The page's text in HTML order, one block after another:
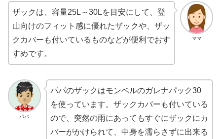
ママ
ザックは、容量25L～30Lを目安にして、登
山向けのフィット感に優れたザックや、ザッ
クカバーも付いているものなどが便利でおす
すめです。
パパ
パパのザックはモンベルのガレナパック30
を使っています。ザックカバーも付いている
ので、突然の雨にあってもすぐにザックにカ
バーがかけられて、中身を濡らさずに出来る